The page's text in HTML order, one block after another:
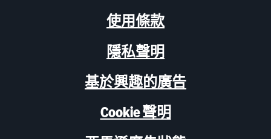
使用條款
隱私聲明
基於興趣的廣告
Cookie 聲明